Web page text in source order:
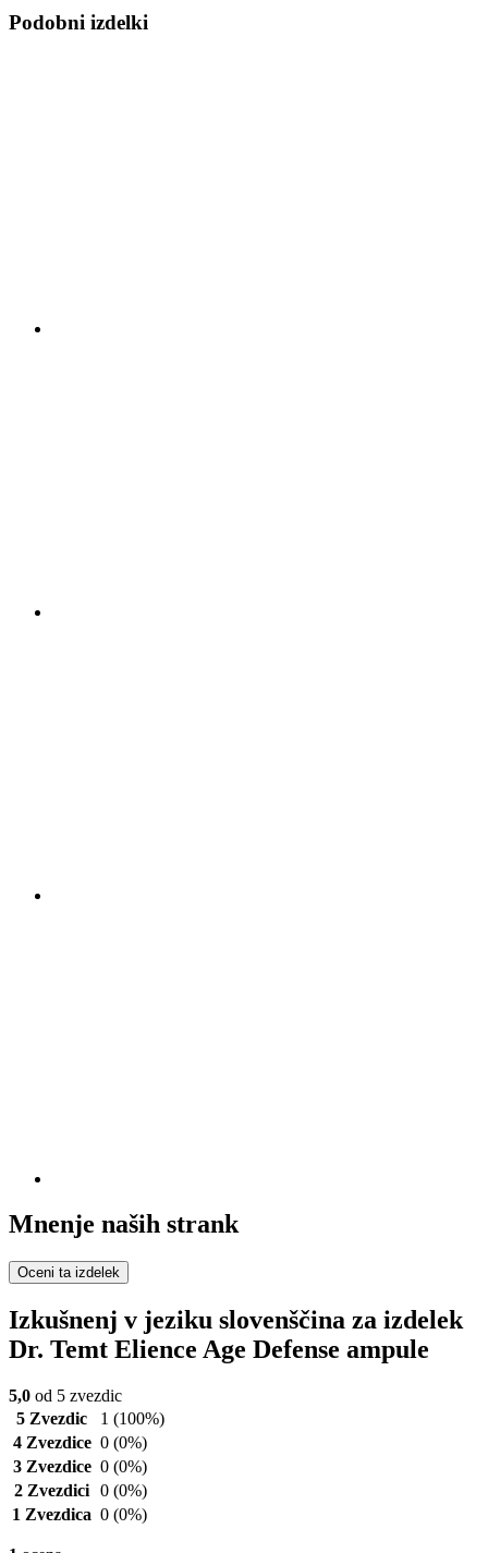
Podobni izdelki
Mnenje naših strank
Oceni ta izdelek
Izkušnenj v jeziku slovenščina za izdelek
Dr. Temt Elience Age Defense ampule
5,0 od 5 zvezdic
5 Zvezdic
1 (100%)
4 Zvezdice 0 (0%)
3 Zvezdice 0 (0%)
2 Zvezdici 0 (0%)
1 Zvezdica 0 (0%)